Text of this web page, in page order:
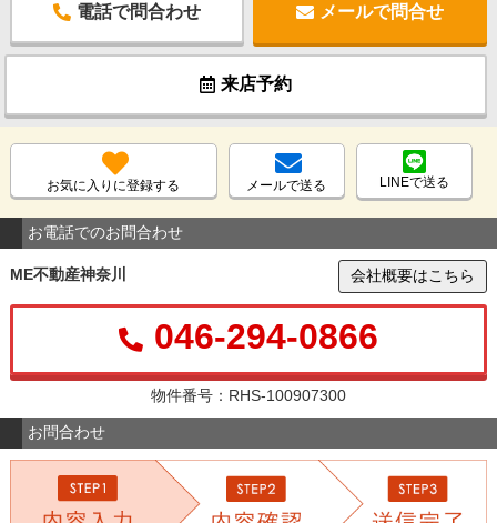
電話で問合わせ メールで問合せ
来店予約
お気に入りに登録する メールで送る LINEで送る
お電話でのお問合わせ
ME不動産神奈川 会社概要はこちら
046-294-0866
物件番号：RHS-100907300
お問合わせ